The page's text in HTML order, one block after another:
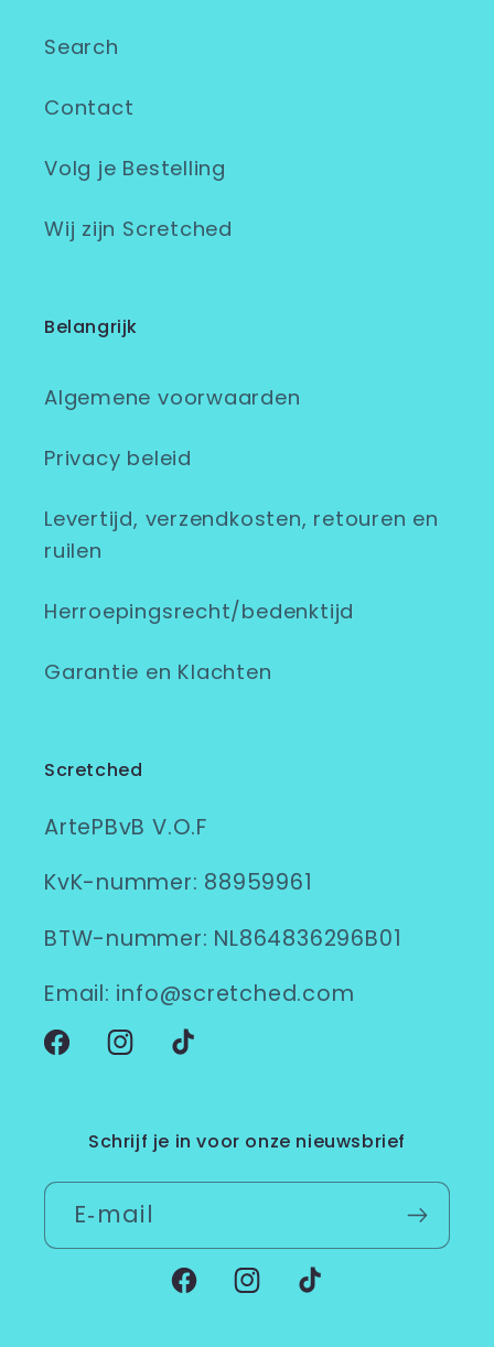
Search
Contact
Volg je Bestelling
Wij zijn Scretched
Belangrijk
Algemene voorwaarden
Privacy beleid
Levertijd, verzendkosten, retouren en
ruilen
Herroepingsrecht/bedenktijd
Garantie en Klachten
Scretched
ArtePBvB V.O.F
KvK-nummer: 88959961
BTW-nummer: NL864836296B01
Email: info@scretched.com
FacebookInstagram
TikTok
Schrijf je in voor onze nieuwsbrief
E‑mail
FacebookInstagram
TikTok